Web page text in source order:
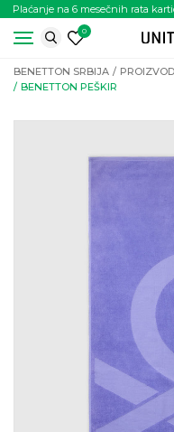
Plaćanje na 6 mesečnih rata
0
BENETTON SRBIJA
BENETTON PEŠKIR